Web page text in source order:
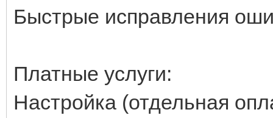
Быстрые исправления
Платные услуги:
Настройка (отдельная